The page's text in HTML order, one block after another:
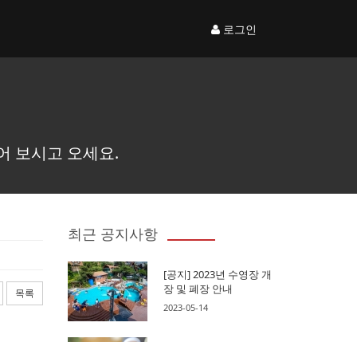
로그인
보시고 오세요.
목록
최근 공지사항
[공지] 2023년 수영장 개
장 및 폐장 안내
2023-05-14